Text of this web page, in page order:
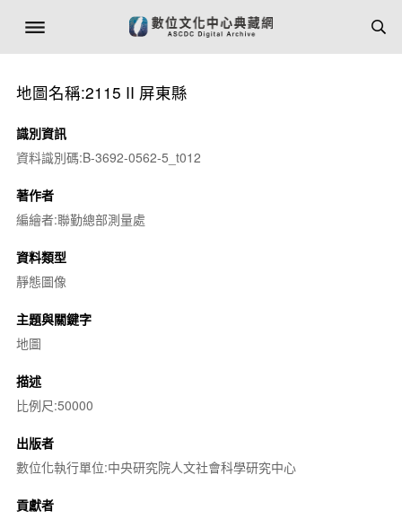
地圖名稱:2115 II 屏東縣
識別資訊
資料識別碼:B-3692-0562-5_t012
著作者
編繪者:聯勤總部測量處
資料類型
靜態圖像
主題與關鍵字
地圖
描述
比例尺:50000
出版者
數位化執行單位:中央研究院人文社會科學研究中心
貢獻者